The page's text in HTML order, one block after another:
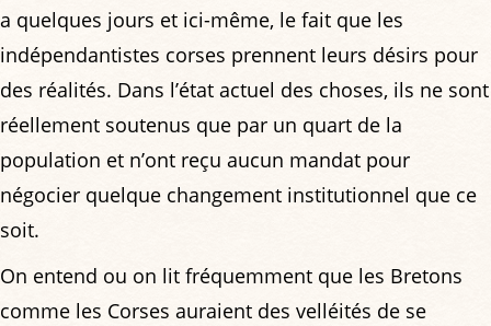
a quelques jours et ici-même, le fait que les
indépendantistes corses prennent leurs désirs pour
des réalités. Dans l’état actuel des choses, ils ne sont
réellement soutenus que par un quart de la
population et n’ont reçu aucun mandat pour
négocier quelque changement institutionnel que ce
soit.
On entend ou on lit fréquemment que les Bretons
comme les Corses auraient des velléités de se